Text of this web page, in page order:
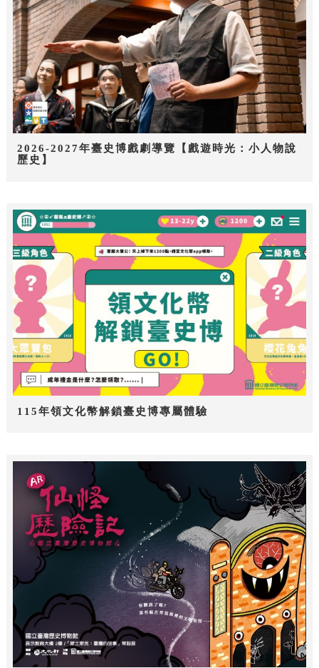
2026-2027年臺史博戲劇導覽【戲遊時光：小人物說
歷史】
115年領文化幣解鎖臺史博專屬體驗